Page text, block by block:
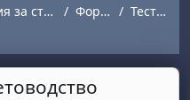
Информация за студенти обучаващи се в програми с дистанционна форма на обучение. Форум за въпроси и отговори Теста по Банково счетоводство